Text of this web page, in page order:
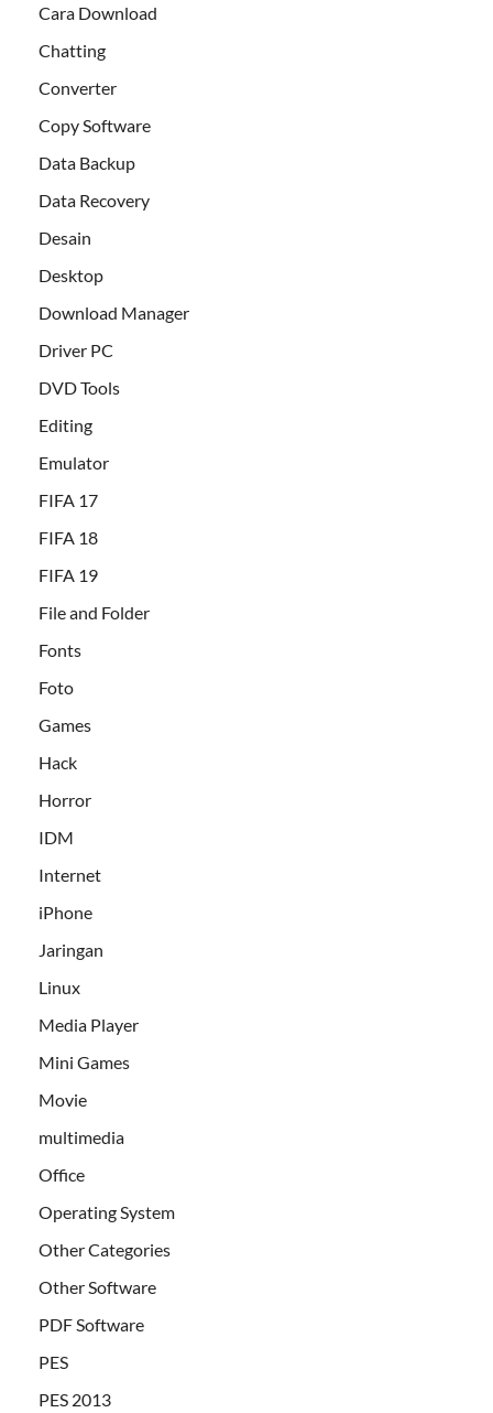
Cara Download
Chatting
Converter
Copy Software
Data Backup
Data Recovery
Desain
Desktop
Download Manager
Driver PC
DVD Tools
Editing
Emulator
FIFA 17
FIFA 18
FIFA 19
File and Folder
Fonts
Foto
Games
Hack
Horror
IDM
Internet
iPhone
Jaringan
Linux
Media Player
Mini Games
Movie
multimedia
Office
Operating System
Other Categories
Other Software
PDF Software
PES
PES 2013